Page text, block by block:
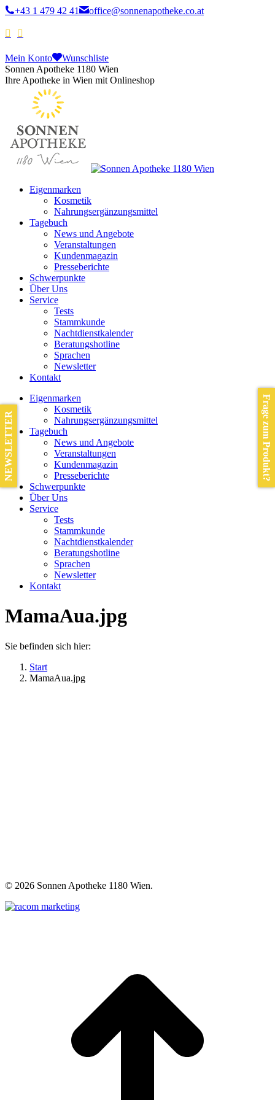
+43 1 479 42 41 office@sonnenapotheke.co.at
Mein Konto
Wunschliste
Sonnen Apotheke 1180 Wien
Ihre Apotheke in Wien mit Onlineshop
Eigenmarken
Kosmetik
Nahrungsergänzungsmittel
Tagebuch
News und Angebote
Veranstaltungen
Kundenmagazin
Presseberichte
Schwerpunkte
Über Uns
Service
Tests
Stammkunde
Nachtdienstkalender
Beratungshotline
Sprachen
Newsletter
Kontakt
Eigenmarken
Kosmetik
Nahrungsergänzungsmittel
Tagebuch
News und Angebote
Veranstaltungen
Kundenmagazin
Presseberichte
Schwerpunkte
Über Uns
Service
Tests
Stammkunde
Nachtdienstkalender
Beratungshotline
Sprachen
Newsletter
Kontakt
MamaAua.jpg
Sie befinden sich hier:
Start
MamaAua.jpg
© 2026 Sonnen Apotheke 1180 Wien.
Frage zum Produkt?
NEWSLETTER